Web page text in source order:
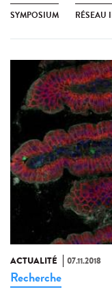
SYMPOSIUM RÉSEAU
ACTUALITÉ 07.11.2018
Recherche